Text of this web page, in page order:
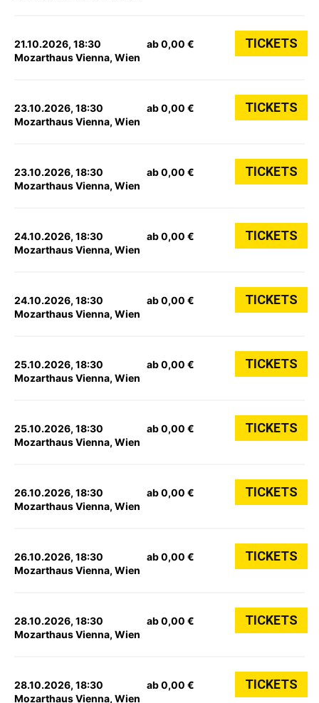
21.10.2026, 18:30
Mozarthaus Vienna, Wien
ab 0,00 € TICKETS
23.10.2026, 18:30
Mozarthaus Vienna, Wien
ab 0,00 € TICKETS
23.10.2026, 18:30
Mozarthaus Vienna, Wien
ab 0,00 € TICKETS
24.10.2026, 18:30
Mozarthaus Vienna, Wien
ab 0,00 € TICKETS
24.10.2026, 18:30
Mozarthaus Vienna, Wien
ab 0,00 € TICKETS
25.10.2026, 18:30
Mozarthaus Vienna, Wien
ab 0,00 € TICKETS
25.10.2026, 18:30
Mozarthaus Vienna, Wien
ab 0,00 € TICKETS
26.10.2026, 18:30
Mozarthaus Vienna, Wien
ab 0,00 € TICKETS
26.10.2026, 18:30
Mozarthaus Vienna, Wien
ab 0,00 € TICKETS
28.10.2026, 18:30
Mozarthaus Vienna, Wien
ab 0,00 € TICKETS
28.10.2026, 18:30
Mozarthaus Vienna, Wien
ab 0,00 € TICKETS